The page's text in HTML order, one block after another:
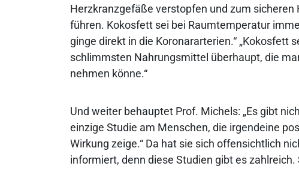
Herzkranzgefäße verstopfen und zum sicheren
führen. Kokosfett sei bei Raumtemperatur
ginge direkt in die Koronararterien.“ „Kokosfett
schlimmsten Nahrungsmittel überhaupt, die
nehmen könne.“
Und weiter behauptet Prof. Michels: „Es gibt
einzige Studie am Menschen, die irgendeine
Wirkung zeige.“ Da hat sie sich offensichtlich
informiert, denn diese Studien gibt es zahlreich.